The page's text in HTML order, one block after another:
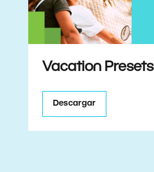
Vacation Presets
Descargar